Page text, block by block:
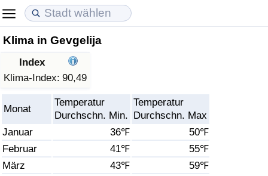
Klima in Gevgelija
Index
Klima-Index: 90,49
Monat
Temperatur
Durchschn. Min.
Temperatur
Durchschn. Max
Januar
36℉
50℉
Februar
41℉
55℉
März
43℉
59℉
Lebenshaltungskosten
Lebenshaltungskosten-Index (aktuell)
Lebenshaltungskosten-Index
Lebenshaltungskosten-Index nach Land
in Akaba
Immobilienpreise
Immobilienpreis-Index (aktuell)
Immobilienpreis-Index
Immobilienpreis-Index nach Land
Lebensqualität
Lebensqualität-Index
Lebensqualität-Index (aktuell)
Lebensqualitätsindex nach Land
Kriminalität